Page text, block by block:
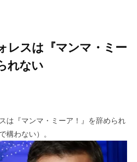
レスは『マンマ・ミー
れない
は『マンマ・ミーア！』を辞められ
構わない）。